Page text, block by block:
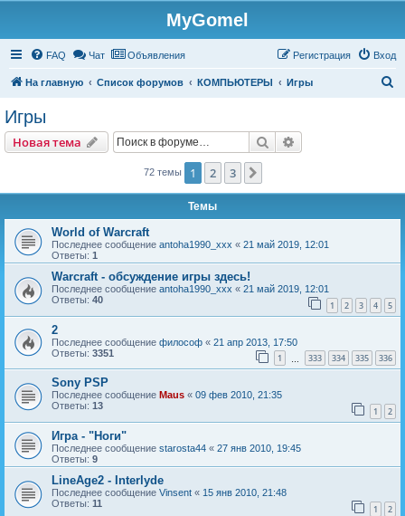
MyGomel
FAQ Чат Объявления Вход
Регистрация
На главную Список форумов КОМПЬЮТЕРЫ Игры
Игры
Новая тема
Новаятема Поиск
72 темы 1 2 3
Темы
World of Warcraft
Последнее сообщение antoha1990_xxx « 21 май 2019, 12:01
Ответы: 1
Warcraft - обсуждение игры здесь!
Последнее сообщение antoha1990_xxx « 21 май 2019, 12:01
Ответы: 40 1 2 3 4 5
2
Последнее сообщение философ « 21 апр 2013, 17:50
Ответы: 3351 1 333 334 335 336
Sony PSP
Последнее сообщение Maus « 09 фев 2010, 21:35
Ответы: 13 1 2
Игра - "Ноги"
Последнее сообщение starosta44 « 27 янв 2010, 19:45
Ответы: 9
LineAge2 - Interlyde
Последнее сообщение Vinsent « 15 янв 2010, 21:48
Ответы: 11 1 2